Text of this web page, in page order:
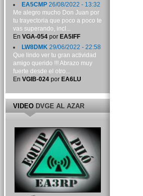
EA5CMP26/08/2022 - 13:32
Me alegro mucho Don Juan por
tu trayectoria que poco a poco te
vas superando, incl...
En VGA-054por EA5IFF
LW8DMK29/06/2022 - 22:58
Que lindo ver tu gran actividad
amigo querido !!! Abrazo muy
fuerte desde el otro...
En VGIB-024por EA6LU
VIDEODVGE AL AZAR